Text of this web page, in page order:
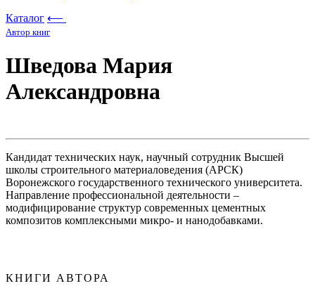
Каталог ⟵
Автор книг
Шведова Мария
Александровна
Кандидат технических наук, научный сотрудник Высшей
школы строительного материаловедения (АРСК)
Воронежского государственного технического университета.
Направление профессиональной деятельности –
модифицирование структур современных цементных
композитов комплексными микро- и нанодобавками.
КНИГИ АВТОРА